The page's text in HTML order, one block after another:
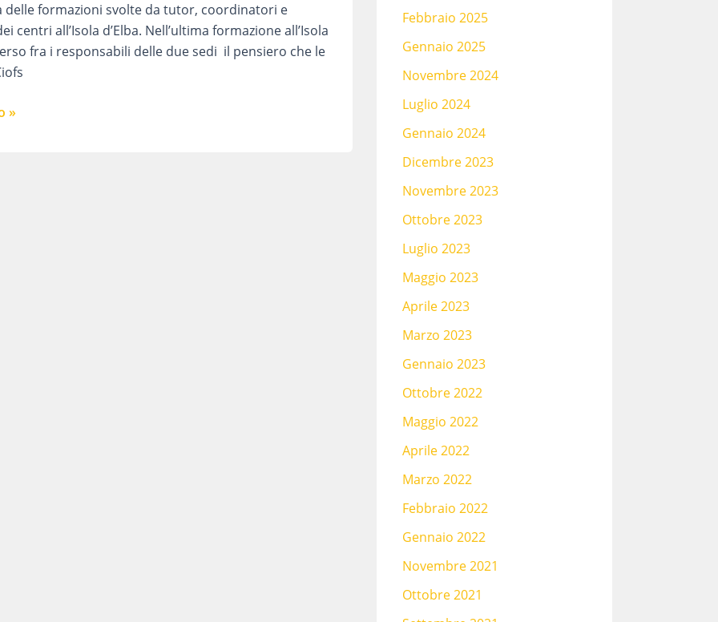
delle formazioni svolte da tutor, coordinatori e
centri all’Isola d’Elba. Nell’ultima formazione all’Isola
fra i responsabili delle due sedi il pensiero che le
»
Febbraio 2025
Gennaio 2025
Novembre 2024
Luglio 2024
Gennaio 2024
Dicembre 2023
Novembre 2023
Ottobre 2023
Luglio 2023
Maggio 2023
Aprile 2023
Marzo 2023
Gennaio 2023
Ottobre 2022
Maggio 2022
Aprile 2022
Marzo 2022
Febbraio 2022
Gennaio 2022
Novembre 2021
Ottobre 2021